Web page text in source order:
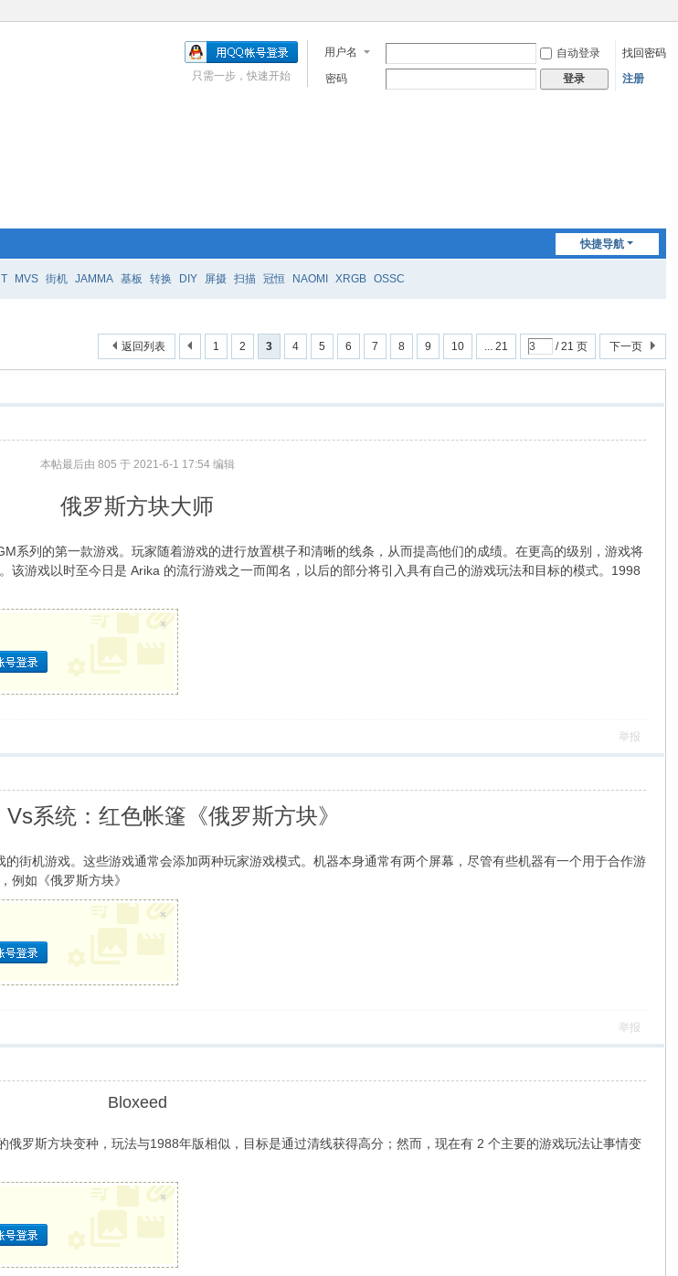
用户名 自动登录
找回密码
密码
登录 注册
只需一步，快速开始
快捷导航
MVS 街机 JAMMA 基板 转换 DIY 屏摄 扫描 冠恒 NAOMI XRGB OSSC
1 2 3 4 5 6 7 8 9 10 ... 21 / 21 页 下一页
返回列表
本帖最后由 805 于 2021-6-1 17:54 编辑
俄罗斯方块大师
系列的第一款游戏。玩家随着游戏的进行放置棋子和清晰的线条，从而提高他们的成绩。在更高的级别，游戏将
该游戏以时至今日是 Arika 的流行游戏之一而闻名，以后的部分将引入具有自己的游戏玩法和目标的模式。1998
×
举报
系统：红色帐篷《俄罗斯方块》
街机游戏。这些游戏通常会添加两种玩家游戏模式。机器本身通常有两个屏幕，尽管有些机器有一个用于合作游
例如《俄罗斯方块》
×
举报
Bloxeed
罗斯方块变种，玩法与1988年版相似，目标是通过清线获得高分；然而，现在有 2 个主要的游戏玩法让事情变
×